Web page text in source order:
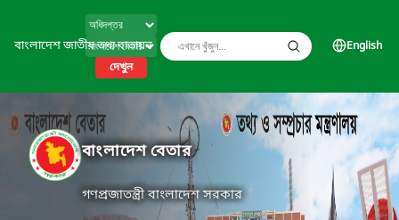
বাংলাদেশ জাতীয় তথ্য বাতায়ন
দেখুন
English
বাংলাদেশ বেতার
গণপ্রজাতন্ত্রী বাংলাদেশ সরকার